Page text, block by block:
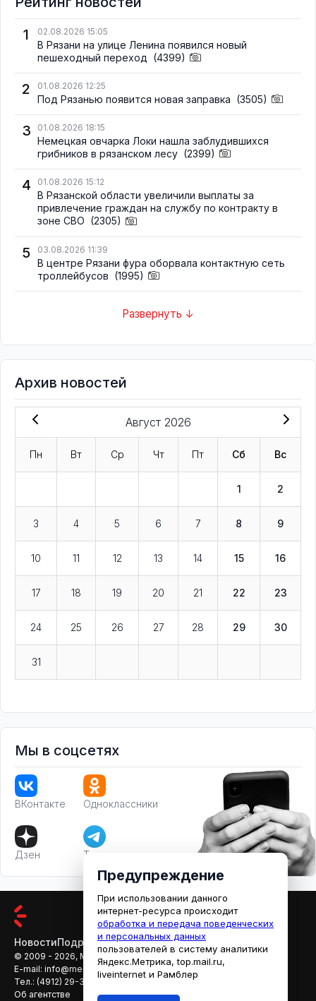
1
02.08.2026 15:05
В Рязани на улице Ленина появился новый
пешеходный переход (4399)
2 01.08.2026 12:25
Под Рязанью появится новая заправка (3505)
3 01.08.2026 18:15
Немецкая овчарка Локи нашла заблудившихся
грибников в рязанском лесу (2399)
4 01.08.2026 15:12
В Рязанской области увеличили выплаты за
привлечение граждан на службу по контракту в
зоне СВО (2305)
5 03.08.2026 11:39
В центре Рязани фура оборвала контактную сеть
троллейбусов (1995)
Развернуть ↓
Архив новостей
Август 2026
Пн Вт Ср Чт Пт Сб Вс
1 2
3 4 5 6 7 8 9
10 11 12 13 14 15 16
17 18 19 20 21 22 23
24 25 26 27 28 29 30
31
Мы в соцсетях
ВКонтакте Одноклассники
Дзен Телеграм
НовостиПодробностиАфишаКино
© 2009 - 2026, МЕДИАРЯЗАНЬ
E-mail: info@mediaryazan.ru,reklama@mediaryazan.ru
Тел.: (4912) 29-33-66
Об агентстве
Предупреждение
При использовании данного
интернет-ресурса происходит
обработка и передача поведенческих
и персональных данных
пользователей в систему аналитики
Яндекс.Метрика, top.mail.ru,
liveinternet и Рамблер